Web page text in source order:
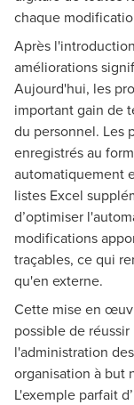
chaque
Après
améliorations
Aujourd'hui, les
important gain de
du personnel. Les
enregistrés au
automatiquement
listes Excel
d’optimiser
modifications
traçables, ce qui
qu'en externe.
Cette mise en
possible de
l'administration
organisation à but
L'exemple parfait